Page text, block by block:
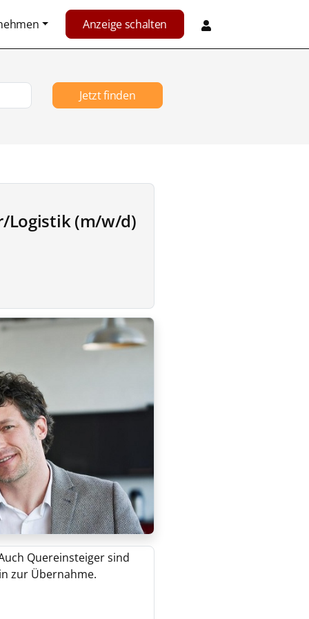
Anzeige schalten
Jetzt finden
Logistik (m/w/d)
Quereinsteiger sind
zur Übernahme.